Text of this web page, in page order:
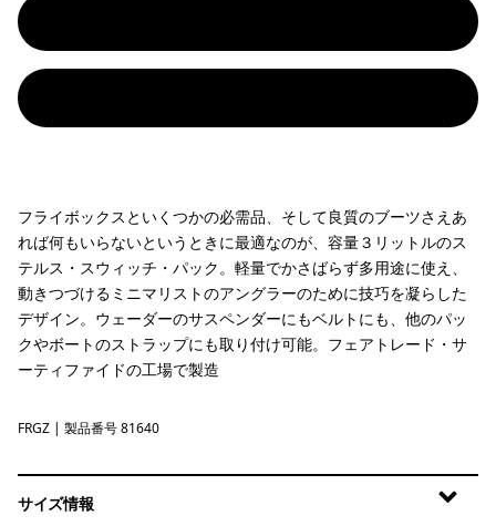
フライボックスといくつかの必需品、そして良質のブーツさえあ
れば何もいらないというときに最適なのが、容量３リットルのス
テルス・スウィッチ・パック。軽量でかさばらず多用途に使え、
動きつづけるミニマリストのアングラーのために技巧を凝らした
デザイン。ウェーダーのサスペンダーにもベルトにも、他のパッ
クやボートのストラップにも取り付け可能。フェアトレード・サ
ーティファイドの工場で製造
Forge Grey w/Graze Green
FRGZ | 製品番号 81640
サイズ情報